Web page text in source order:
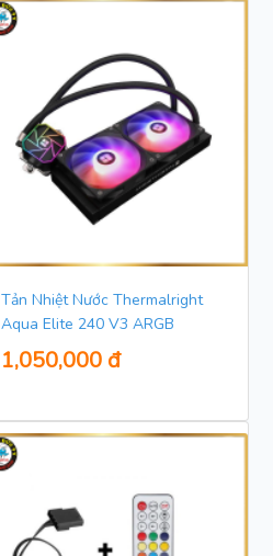
Tản Nhiệt Nước Thermalright
Aqua Elite 240 V3 ARGB
1,050,000 đ